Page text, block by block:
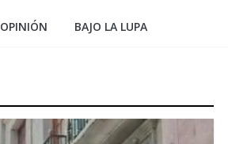
OPINIÓN BAJO LA LUPA